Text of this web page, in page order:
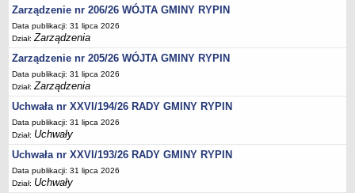
Realizacja inwestycji
Sprawozdania z wykonania budżetu
Sprawozdania kwartalne RB
Sprawozdania finansowe
Informacje z wykonania budżetu gminy (w tym ulgi, odroczenia)
Interpretacje indywidualne
SPRAWY DO ZAŁATWIENIA
BUDOWA PRZYDOMOWYCH OCZYSZCZALNI ŚCIEKÓW -
DOFINANSOWANIE
Preferencyjny zakup węgla
Zarządzenie nr 206/26 WÓJTA GMINY RYPIN
Data publikacji: 31 lipca 2026
Dział:Zarządzenia
Zarządzenie nr 205/26 WÓJTA GMINY RYPIN
Data publikacji: 31 lipca 2026
Dział:Zarządzenia
Uchwała nr XXVI/194/26 RADY GMINY RYPIN
Data publikacji: 31 lipca 2026
Dział: Uchwały
Uchwała nr XXVI/193/26 RADY GMINY RYPIN
Data publikacji: 31 lipca 2026
Dział: Uchwały